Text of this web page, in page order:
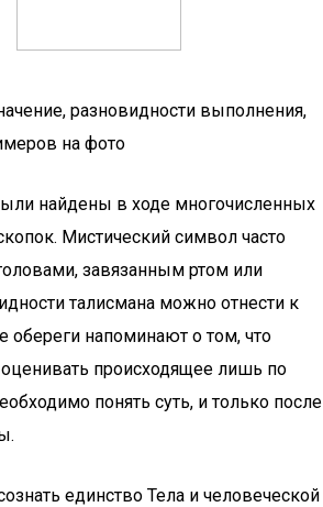
разновидности выполнения,
на фото
найдены в ходе многочисленных
Мистический символ часто
завязанным ртом или
талисмана можно отнести к
напоминают о том, что
оценивать происходящее лишь по
понять суть, и только после
единство Тела и человеческой